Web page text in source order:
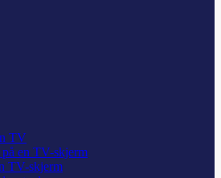
TV
en TV-skjerm
TV-skjerm